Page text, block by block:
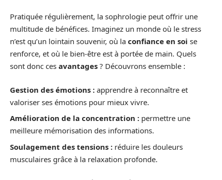
Pratiquée régulièrement, la sophrologie peut offrir une
multitude de bénéfices. Imaginez un monde où le stress
n’est qu’un lointain souvenir, où la confiance en soi se
renforce, et où le bien-être est à portée de main. Quels
sont donc ces avantages ? Découvrons ensemble :
Gestion des émotions : apprendre à reconnaître et
valoriser ses émotions pour mieux vivre.
Amélioration de la concentration : permettre une
meilleure mémorisation des informations.
Soulagement des tensions : réduire les douleurs
musculaires grâce à la relaxation profonde.